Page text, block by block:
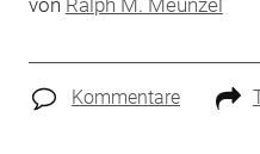
von Ralph M. Meunzel
Kommentare